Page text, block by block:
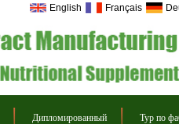
English Français
Дипломированный Тур по